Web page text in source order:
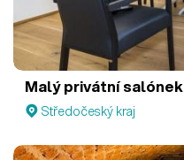
Malý privátní salónek
Středočeský kraj